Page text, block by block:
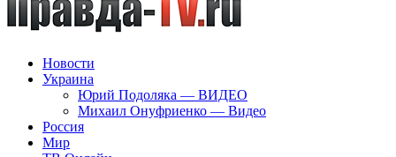
Новости
Украина
Юрий Подоляка — ВИДЕО
Михаил Онуфриенко — Видео
Россия
Мир